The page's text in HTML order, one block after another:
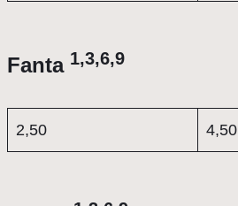
Fanta 1,3,6,9
2,50 4,50